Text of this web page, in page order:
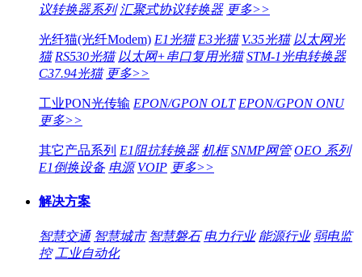
议转换器系列 汇聚式协议转换器 更多>>
光纤猫(光纤Modem) E1光猫 E3光猫 V.35光猫 以太网光
猫 RS530光猫 以太网+串口复用光猫 STM-1光电转换器
C37.94光猫 更多>>
工业PON光传输 EPON/GPON OLT EPON/GPON ONU
更多>>
其它产品系列 E1阻抗转换器 机框 SNMP网管 OEO 系列
E1倒换设备 电源 VOIP 更多>>
解决方案
智慧交通 智慧城市 智慧磐石 电力行业 能源行业 弱电监
控 工业自动化